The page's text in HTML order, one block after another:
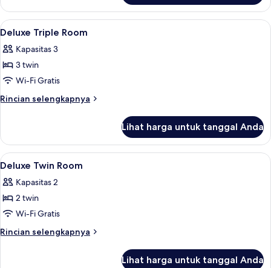
Deluxe
King
Room
Lihat
semua
foto
untuk
Deluxe
Triple
Minibar, brankas, meja kerja, dan
2
Deluxe Triple Room
Kapasitas 3
3 twin
Wi-Fi Gratis
Rincian selengkapnya
Rincian
Deluxe
Triple
Room
Lihat harga untuk tanggal Anda
Lihat
semua
foto
untuk
Deluxe
Twin
Minibar, brankas, meja kerja, dan
1
Deluxe Twin Room
Kapasitas 2
2 twin
Wi-Fi Gratis
Rincian selengkapnya
Rincian
Lihat harga untuk tanggal Anda